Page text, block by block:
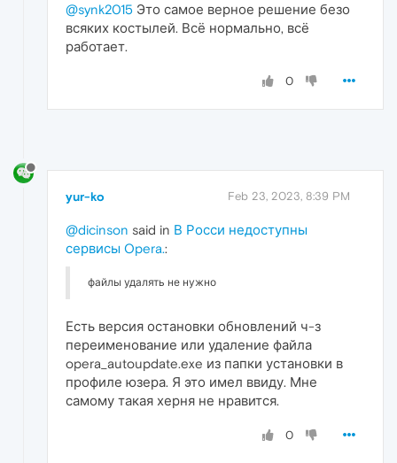
@synk2015 Это самое верное решение безо
всяких костылей. Всё нормально, всё
работает.
0
yur-ko Feb 23, 2023, 8:39 PM
@dicinson said in В Росси недоступны
сервисы Opera.:
файлы удалять не нужно
Есть версия остановки обновлений ч-з
переименование или удаление файла
opera_autoupdate.exe из папки установки в
профиле юзера. Я это имел ввиду. Мне
самому такая херня не нравится.
0